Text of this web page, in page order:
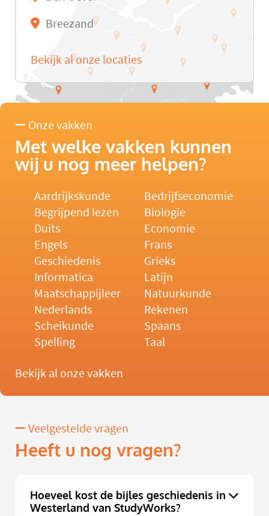
Breezand
Bekijk al onze locaties
Onze vakken
Met welke vakken kunnen
wij u nog meer helpen?
Aardrijkskunde
Bedrijfseconomie
Begrijpend lezen
Biologie
Duits
Economie
Engels
Frans
Geschiedenis
Grieks
Informatica
Latijn
Maatschappijleer
Natuurkunde
Nederlands
Rekenen
Scheikunde
Spaans
Spelling
Taal
Bekijk al onze vakken
Veelgestelde vragen
Heeft u nog vragen?
Hoeveel kost de bijles geschiedenis in
Westerland van StudyWorks?